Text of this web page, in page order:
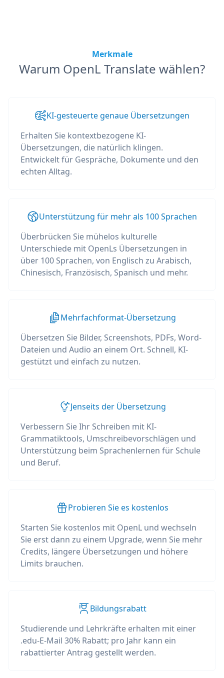
Merkmale
Warum OpenL Translate wählen?
KI-gesteuerte genaue Übersetzungen
Erhalten Sie kontextbezogene KI-
Übersetzungen, die natürlich klingen.
Entwickelt für Gespräche, Dokumente und den
echten Alltag.
Unterstützung für mehr als 100 Sprachen
Überbrücken Sie mühelos kulturelle
Unterschiede mit OpenLs Übersetzungen in
über 100 Sprachen, von Englisch zu Arabisch,
Chinesisch, Französisch, Spanisch und mehr.
Mehrfachformat-Übersetzung
Übersetzen Sie Bilder, Screenshots, PDFs, Word-
Dateien und Audio an einem Ort. Schnell, KI-
gestützt und einfach zu nutzen.
Jenseits der Übersetzung
Verbessern Sie Ihr Schreiben mit KI-
Grammatiktools, Umschreibevorschlägen und
Unterstützung beim Sprachenlernen für Schule
und Beruf.
Probieren Sie es kostenlos
Starten Sie kostenlos mit OpenL und wechseln
Sie erst dann zu einem Upgrade, wenn Sie mehr
Credits, längere Übersetzungen und höhere
Limits brauchen.
Bildungsrabatt
Studierende und Lehrkräfte erhalten mit einer
.edu-E-Mail 30% Rabatt; pro Jahr kann ein
rabattierter Antrag gestellt werden.